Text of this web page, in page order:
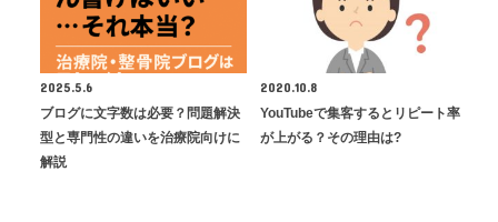
2025.5.6
ブログに文字数は必要？問題解決
型と専門性の違いを治療院向けに
解説
2020.10.8
YouTubeで集客するとリピート率
が上がる？その理由は?